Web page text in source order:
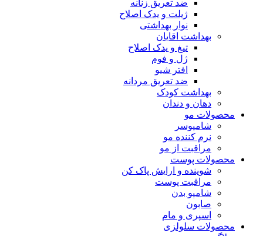
ضد تعریق زنانه
ژیلت و یدک اصلاح
نوار بهداشتی
بهداشت اقایان
تیغ و یدک اصلاح
ژل و فوم
افتر شیو
ضد تعریق مردانه
بهداشت کودک
دهان و دندان
محصولات مو
شامپوسر
نرم کننده مو
مراقبت از مو
محصولات پوست
شوینده و ارایش پاک کن
مراقبت پوست
شامپو بدن
صابون
اسپری و مام
محصولات سلولزی